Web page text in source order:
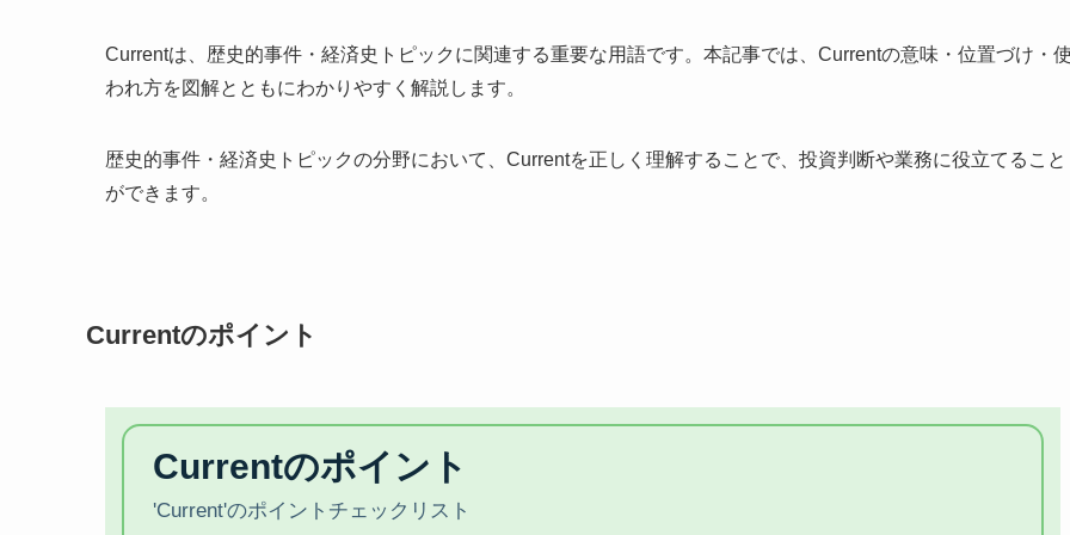
Currentは、歴史的事件・経済史トピックに関連する重要な用語です。本記事では、Currentの意味・位置づけ・
われ方を図解とともにわかりやすく解説します。
歴史的事件・経済史トピックの分野において、Currentを正しく理解することで、投資判断や業務に役立てること
ができます。
Currentのポイント